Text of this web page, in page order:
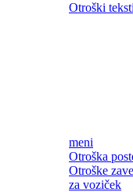
Otroški
meni
Otroška
Otroške
za voziček